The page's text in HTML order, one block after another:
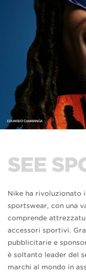
SEE
Nike ha rivoluzionato
sportswear, con una
comprende
accessori sportivi.
pubblicitarie e
è soltanto leader del
marchi al mondo in